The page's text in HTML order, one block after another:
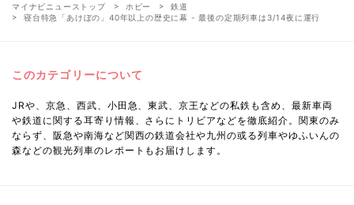
マイナビニューストップ ホビー
鉄道
寝台特急「あけぼの」40年以上の歴史に幕 - 最後の定期列車は3/14夜に運行
このカテゴリーについて
JRや、京急、西武、小田急、東武、京王などの私鉄も含め、最新車両
や鉄道に関する耳寄り情報、さらにトリビアなどを徹底紹介。関東のみ
ならず、阪急や南海など関西の鉄道会社や九州の或る列車やゆふいんの
森などの観光列車のレポートもお届けします。